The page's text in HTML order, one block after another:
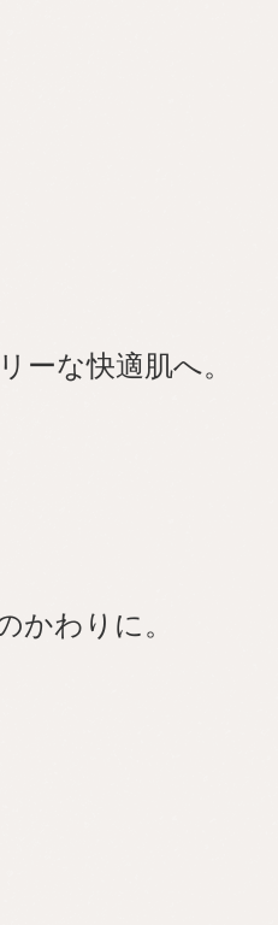
ーな快適肌へ。
かわりに。